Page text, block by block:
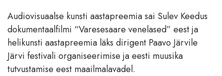
Audiovisuaalse kunsti aastapreemia sai Sulev Keedus
dokumentaalfilmi “Varesesaare venelased” eest ja
helikunsti aastapreemia läks dirigent Paavo Järvile
Järvi festivali organiseerimise ja eesti muusika
tutvustamise eest maailmalavadel.